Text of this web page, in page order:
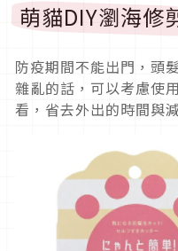
萌貓DIY瀏海修
防疫期間不能出門，頭
雜亂的話，可以考慮使
看，省去外出的時間與